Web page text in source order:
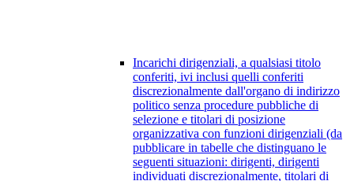
Incarichi dirigenziali, a qualsiasi titolo
conferiti, ivi inclusi quelli conferiti
discrezionalmente dall'organo di indirizzo
politico senza procedure pubbliche di
selezione e titolari di posizione
organizzativa con funzioni dirigenziali (da
pubblicare in tabelle che distinguano le
seguenti situazioni: dirigenti, dirigenti
individuati discrezionalmente, titolari di